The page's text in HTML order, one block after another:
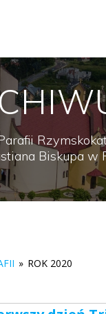
Biskupa w
» ROK 2020